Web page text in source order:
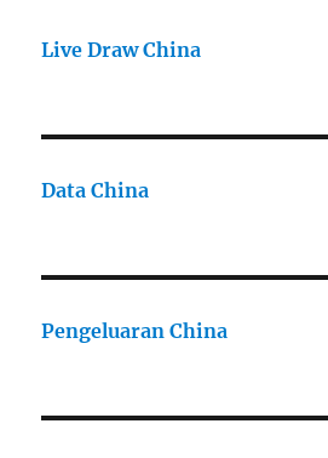
Live Draw China
Data China
Pengeluaran China